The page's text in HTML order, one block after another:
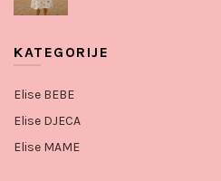
KATEGORIJE
Elise BEBE
Elise DJECA
Elise MAME